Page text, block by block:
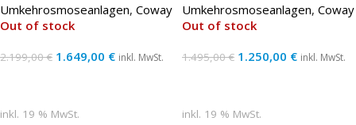
Kühlsystem
Umkehrosmoseanlagen, Coway
Out of stock
2.199,00€ 1.649,00 € inkl. MwSt.
inkl. 19 % MwSt.
Umkehrosmoseanlagen, Coway
Out of stock
1.495,00€ 1.250,00 € inkl. MwSt.
inkl. 19 % MwSt.